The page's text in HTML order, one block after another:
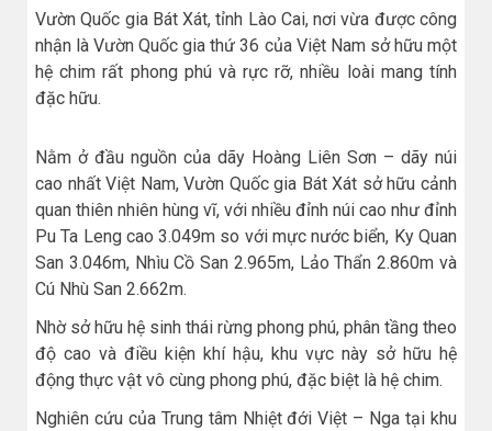
Vườn Quốc gia Bát Xát, tỉnh Lào Cai, nơi vừa được công
nhận là Vườn Quốc gia thứ 36 của Việt Nam sở hữu một
hệ chim rất phong phú và rực rỡ, nhiều loài mang tính
đặc hữu.
Nằm ở đầu nguồn của dãy Hoàng Liên Sơn – dãy núi
cao nhất Việt Nam, Vườn Quốc gia Bát Xát sở hữu cảnh
quan thiên nhiên hùng vĩ, với nhiều đỉnh núi cao như đỉnh
Pu Ta Leng cao 3.049m so với mực nước biển, Ky Quan
San 3.046m, Nhìu Cồ San 2.965m, Lảo Thẩn 2.860m và
Cú Nhù San 2.662m.
Nhờ sở hữu hệ sinh thái rừng phong phú, phân tầng theo
độ cao và điều kiện khí hậu, khu vực này sở hữu hệ
động thực vật vô cùng phong phú, đặc biệt là hệ chim.
Nghiên cứu của Trung tâm Nhiệt đới Việt – Nga tại khu